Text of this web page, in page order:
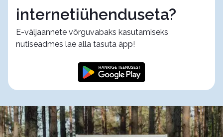
internetiühenduseta?
E-väljaannete võrguvabaks kasutamiseks
nutiseadmes lae alla tasuta äpp!